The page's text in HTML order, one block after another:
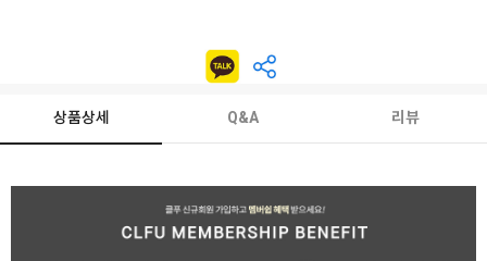
상품상세 Q&A 리뷰